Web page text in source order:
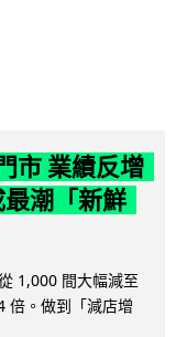
市 業績反增
潮「新鮮
1,000 間大幅減至
倍。做到「減店增